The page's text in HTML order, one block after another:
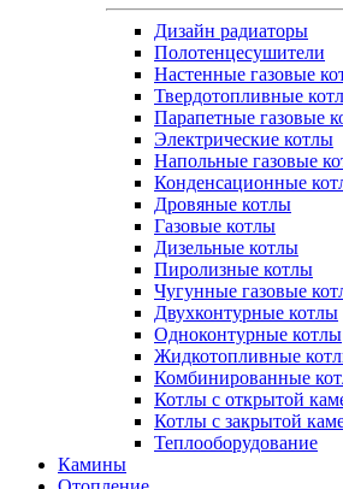
Дизайн радиаторы
Полотенцесушители
Настенные газовые
Твердотопливные
Парапетные газовые
Электрические котлы
Напольные газовые
Конденсационные
Дровяные котлы
Газовые котлы
Дизельные котлы
Пиролизные котлы
Чугунные газовые
Двухконтурные котлы
Одноконтурные котлы
Жидкотопливные
Комбинированные
Котлы с открытой
Котлы с закрытой
Теплооборудование
Камины